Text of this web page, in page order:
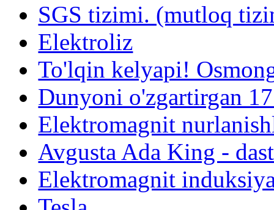
SGS tizimi. (mutloq
Elektroliz
To'lqin kelyapi!
Dunyoni o'zgartirgan
Elektromagnit
Avgusta Ada King -
Elektromagnit